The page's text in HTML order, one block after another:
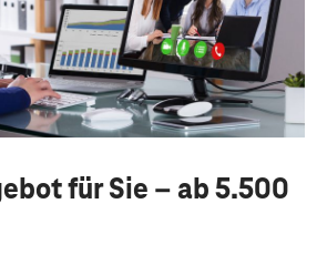
für Sie – ab 5.500